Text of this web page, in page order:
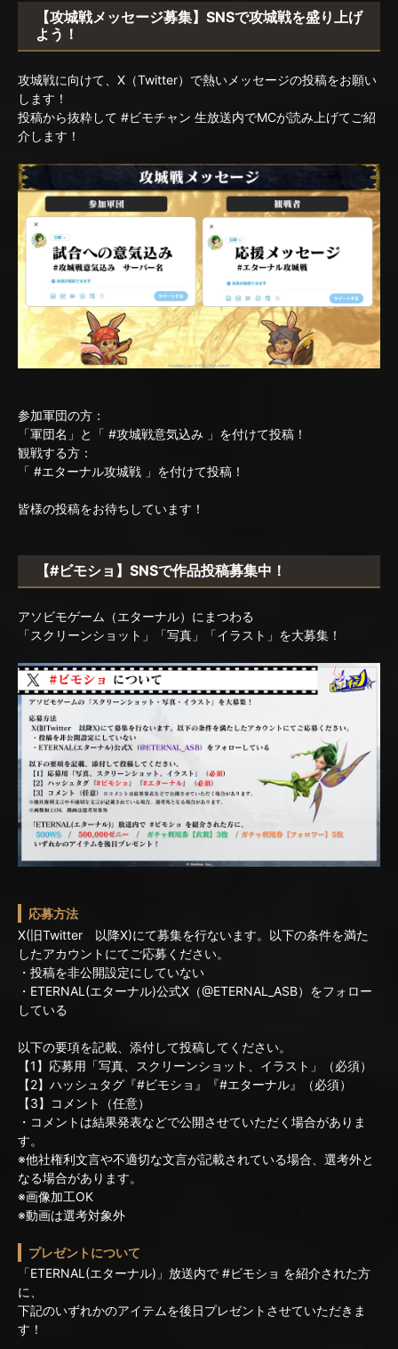
【攻城戦メッセージ募集】SNSで攻城戦を盛り上げ
よう！
攻城戦に向けて、X（Twitter）で熱いメッセージの投稿をお願い
します！
投稿から抜粋して #ビモチャン 生放送内でMCが読み上げてご紹
介します！
参加軍団の方：
「軍団名」と「 #攻城戦意気込み 」を付けて投稿！
観戦する方：
「 #エターナル攻城戦 」を付けて投稿！
皆様の投稿をお待ちしています！
【#ビモショ】SNSで作品投稿募集中！
アソビモゲーム（エターナル）にまつわる
「スクリーンショット」「写真」「イラスト」を大募集！
応募方法
X(旧Twitter 以降X)にて募集を行ないます。以下の条件を満た
したアカウントにてご応募ください。
・投稿を非公開設定にしていない
・ETERNAL(エターナル)公式X（@ETERNAL_ASB）をフォロー
している
以下の要項を記載、添付して投稿してください。
【1】応募用「写真、スクリーンショット、イラスト」（必須）
【2】ハッシュタグ『#ビモショ』『#エターナル』（必須）
【3】コメント（任意）
・コメントは結果発表などで公開させていただく場合がありま
す。
※他社権利文言や不適切な文言が記載されている場合、選考外と
なる場合があります。
※画像加工OK
※動画は選考対象外
プレゼントについて
「ETERNAL(エターナル)」放送内で #ビモショ を紹介された方
に、
下記のいずれかのアイテムを後日プレゼントさせていただきま
す！